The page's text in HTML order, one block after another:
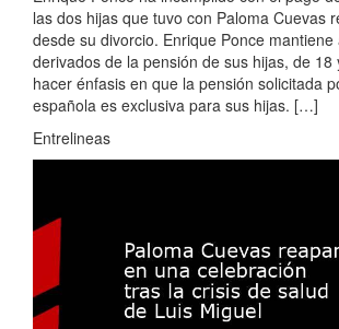
las dos hijas que tuvo con Paloma Cuevas
desde su divorcio. Enrique Ponce mantiene
derivados de la pensión de sus hijas, de 18
hacer énfasis en que la pensión solicitada
española es exclusiva para sus hijas. […]
Entrelineas